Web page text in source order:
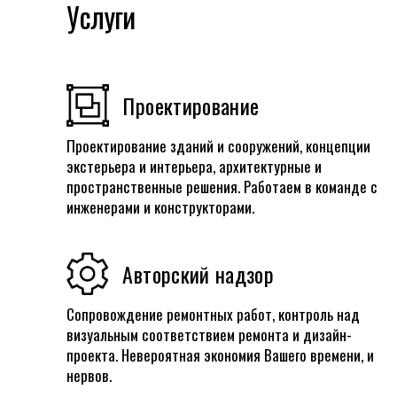
Услуги
Проектирование
Проектирование зданий и сооружений, концепции
экстерьера и интерьера, архитектурные и
пространственные решения. Работаем в команде с
инженерами и конструкторами.
Авторский надзор
Сопровождение ремонтных работ, контроль над
визуальным соответствием ремонта и дизайн-
проекта. Невероятная экономия Вашего времени, и
нервов.